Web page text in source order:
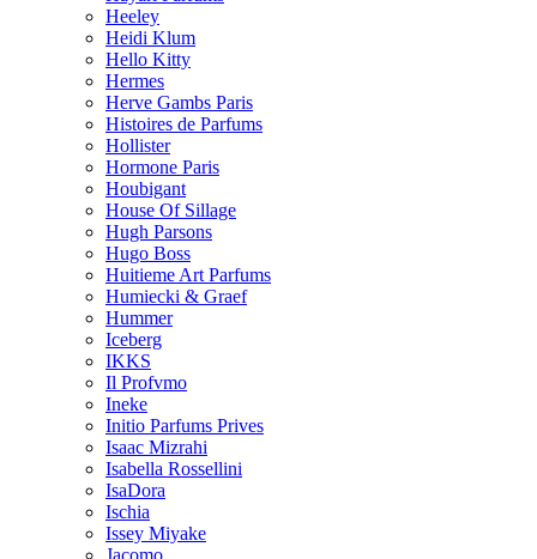
Heeley
Heidi Klum
Hello Kitty
Hermes
Herve Gambs Paris
Histoires de Parfums
Hollister
Hormone Paris
Houbigant
House Of Sillage
Hugh Parsons
Hugo Boss
Huitieme Art Parfums
Humiecki & Graef
Hummer
Iceberg
IKKS
Il Profvmo
Ineke
Initio Parfums Prives
Isaac Mizrahi
Isabella Rossellini
IsaDora
Ischia
Issey Miyake
Jacomo